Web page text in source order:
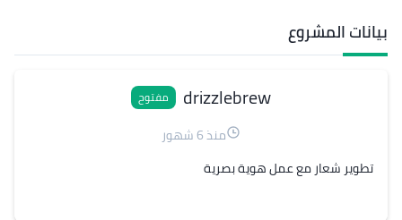
بيانات المشروع
drizzlebrew مفتوح
منذ 6 شهور
تطوير شعار مع عمل هوية بصرية